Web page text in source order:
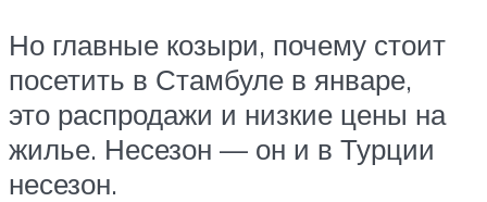
Но главные козыри, почему стоит
посетить в Стамбуле в январе,
это распродажи и низкие цены на
жилье. Несезон — он и в Турции
несезон.